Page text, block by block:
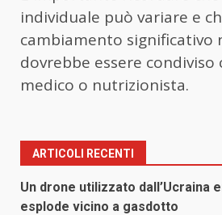
individuale può variare e
cambiamento significativo
dovrebbe essere
medico o nutrizionista.
ARTICOLI RECENTI
Un drone utilizzato dall’Ucraina
esplode vicino a gasdotto